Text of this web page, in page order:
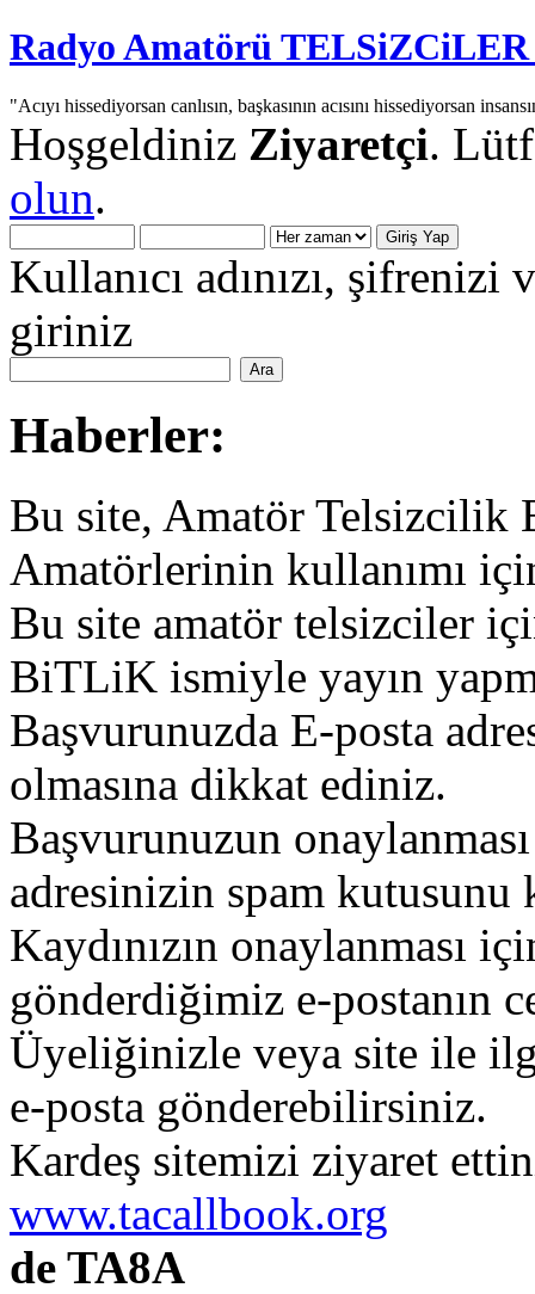
Radyo Amatörü
"Acıyı hissediyorsan canlısın, başkasının acısını hissediyorsan
Hoşgeldiniz Ziyaretçi.
olun.
Kullanıcı adınızı,
giriniz
Haberler:
Bu site, Amatör Telsizcilik
Amatörlerinin kullanımı
Bu site amatör telsizciler
BiTLiK ismiyle yayın
Başvurunuzda E-posta
olmasına dikkat ediniz.
Başvurunuzun
adresinizin spam
Kaydınızın onaylanması
gönderdiğimiz e-postanın
Üyeliğinizle veya site ile
e-posta gönderebilirsiniz.
Kardeş sitemizi ziyaret
www.tacallbook.org
de TA8A